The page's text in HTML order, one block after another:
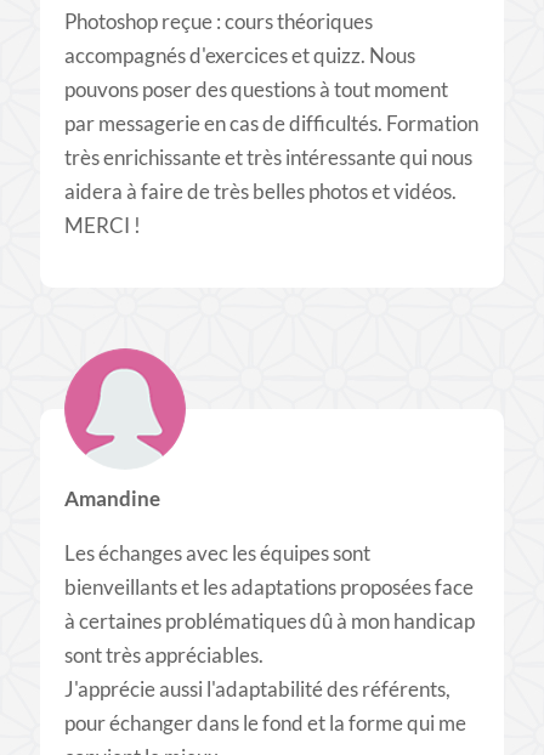
Photoshop reçue : cours théoriques
accompagnés d'exercices et quizz. Nous
pouvons poser des questions à tout moment
par messagerie en cas de difficultés. Formation
très enrichissante et très intéressante qui nous
aidera à faire de très belles photos et vidéos.
MERCI !
Amandine
Les échanges avec les équipes sont
bienveillants et les adaptations proposées face
à certaines problématiques dû à mon handicap
sont très appréciables.
J'apprécie aussi l'adaptabilité des référents,
pour échanger dans le fond et la forme qui me